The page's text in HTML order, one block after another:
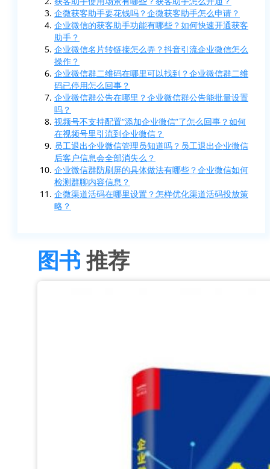
企微获客助手要花钱吗？企微获客助手怎么申请？
企业微信的获客助手功能有哪些？如何快速开通获客
助手？
企业微信名片转链接怎么弄？抖音引流企业微信怎么
操作？
企业微信群二维码在哪里可以找到？企业微信群二维
码已停用怎么回事？
企业微信群公告在哪里？企业微信群公告能批量设置
吗？
视频号不支持配置“添加企业微信”了怎么回事？如何
在视频号里引流到企业微信？
员工退出企业微信管理员知道吗？员工退出企业微信
后客户信息会全部消失么？
企业微信群防刷屏的具体做法有哪些？企业微信如何
检测群聊内容信息？
企微渠道活码在哪里设置？怎样优化渠道活码投放策
略？
图书推荐